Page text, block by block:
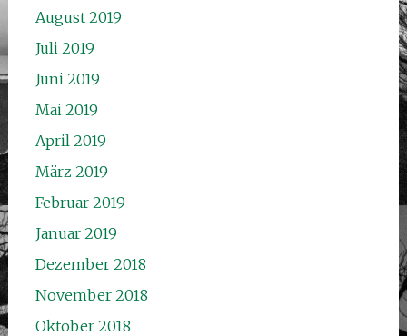
August 2019
Juli 2019
Juni 2019
Mai 2019
April 2019
März 2019
Februar 2019
Januar 2019
Dezember 2018
November 2018
Oktober 2018